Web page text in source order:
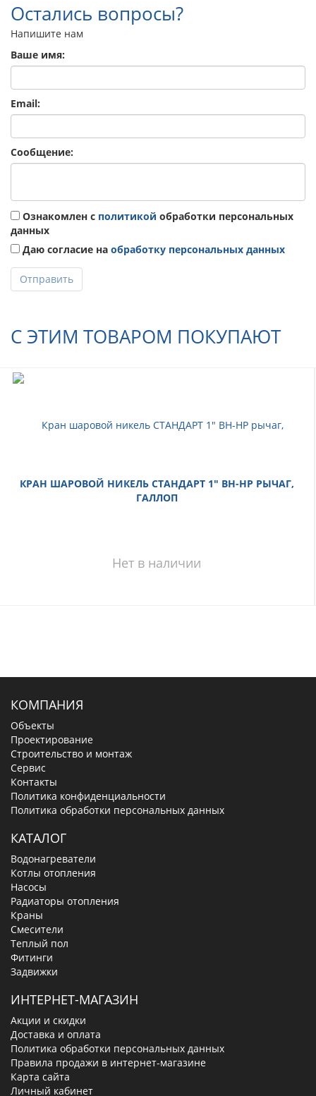
Остались вопросы?
Напишите нам
Ваше имя:
Email:
Сообщение:
Ознакомлен с политикой обработки персональных
данных
Даю согласие на обработку персональных данных
Отправить
С ЭТИМ ТОВАРОМ ПОКУПАЮТ
КРАН ШАРОВОЙ НИКЕЛЬ СТАНДАРТ 1" ВН-НР РЫЧАГ,
ГАЛЛОП
Нет в наличии
КОМПАНИЯ
Объекты
Проектирование
Строительство и монтаж
Сервис
Контакты
Политика конфиденциальности
Политика обработки персональных данных
КАТАЛОГ
Водонагреватели
Котлы отопления
Насосы
Радиаторы отопления
Краны
Смесители
Теплый пол
Фитинги
Задвижки
ИНТЕРНЕТ-МАГАЗИН
Акции и скидки
Доставка и оплата
Политика обработки персональных данных
Правила продажи в интернет-магазине
Карта сайта
Личный кабинет